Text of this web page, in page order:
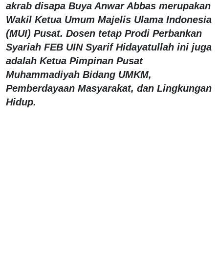
akrab disapa Buya Anwar Abbas merupakan
Wakil Ketua Umum Majelis Ulama Indonesia
(MUI) Pusat. Dosen tetap Prodi Perbankan
Syariah FEB UIN Syarif Hidayatullah ini juga
adalah Ketua Pimpinan Pusat
Muhammadiyah Bidang UMKM,
Pemberdayaan Masyarakat, dan Lingkungan
Hidup.